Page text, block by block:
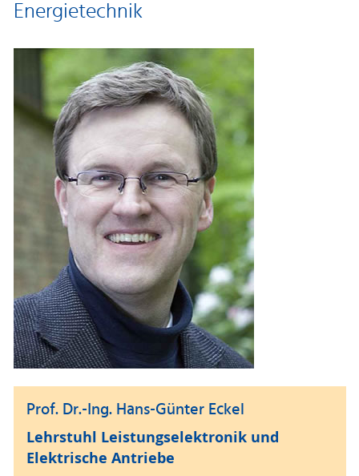
Energietechnik
Prof. Dr.-Ing. Hans-Günter Eckel
Lehrstuhl Leistungselektronik und
Elektrische Antriebe